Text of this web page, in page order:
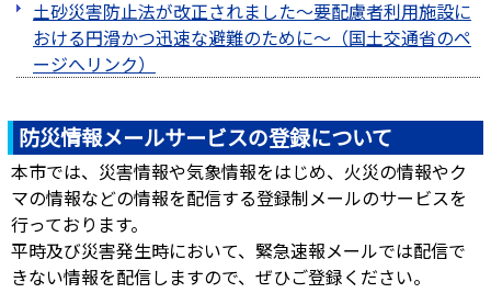
土砂災害防止法が改正されました～要配慮者利用施設に
おける円滑かつ迅速な避難のために～（国土交通省のペ
ージへリンク）
防災情報メールサービスの登録について
本市では、災害情報や気象情報をはじめ、火災の情報やク
マの情報などの情報を配信する登録制メールのサービスを
行っております。
平時及び災害発生時において、緊急速報メールでは配信で
きない情報を配信しますので、ぜひご登録ください。